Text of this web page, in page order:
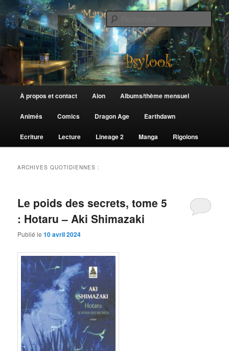
au
contenu
principal
au
contenu
secondaire
Le Manège de Psylook
principal
À propos et contact Aion Albums/thème mensuel
Animés Comics Dragon Age Earthdawn
Ecriture Lecture Lineage 2 Manga Rigolons
ARCHIVES QUOTIDIENNES :
Le poids des secrets, tome 5
: Hotaru – Aki Shimazaki
Publié le10 avril 2024